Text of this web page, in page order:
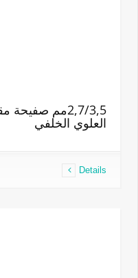
2,7/3,5مم
العلوي الخلفي
Details